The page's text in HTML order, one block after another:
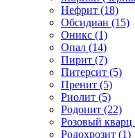
Нефрит (18)
Обсидиан (15)
Оникс (1)
Опал (14)
Пирит (7)
Питерсит (5)
Пренит (5)
Риолит (5)
Родонит (22)
Розовый кварц
Родохрозит (1)